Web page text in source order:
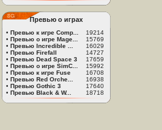
Превью о играх
• Превью к игре Comp...
19214
• Превью о игре Mage...
15769
• Превью Incredible ...
16029
• Превью Firefall
14727
• Превью Dead Space 3
17659
• Превью о игре SimC...
15992
• Превью к игре Fuse
16708
• Превью Red Orche...
16938
• Превью Gothic 3
17640
• Превью Black & W... 18718